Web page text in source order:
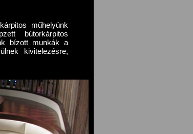
műhelyünk
bútorkárpitos
bízott munkák a
kivitelezésre,